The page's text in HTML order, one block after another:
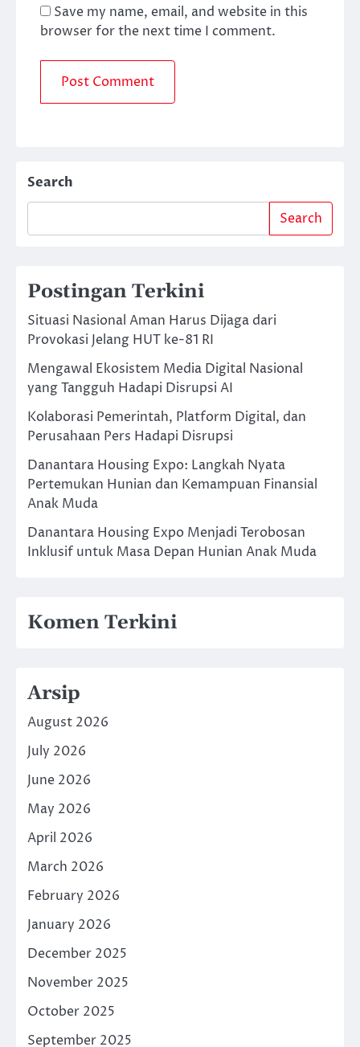
Save my name, email, and website in this
browser for the next time I comment.
Search
Search
Postingan Terkini
Situasi Nasional Aman Harus Dijaga dari
Provokasi Jelang HUT ke-81 RI
Mengawal Ekosistem Media Digital Nasional
yang Tangguh Hadapi Disrupsi AI
Kolaborasi Pemerintah, Platform Digital, dan
Perusahaan Pers Hadapi Disrupsi
Danantara Housing Expo: Langkah Nyata
Pertemukan Hunian dan Kemampuan Finansial
Anak Muda
Danantara Housing Expo Menjadi Terobosan
Inklusif untuk Masa Depan Hunian Anak Muda
Komen Terkini
Arsip
August 2026
July 2026
June 2026
May 2026
April 2026
March 2026
February 2026
January 2026
December 2025
November 2025
October 2025
September 2025